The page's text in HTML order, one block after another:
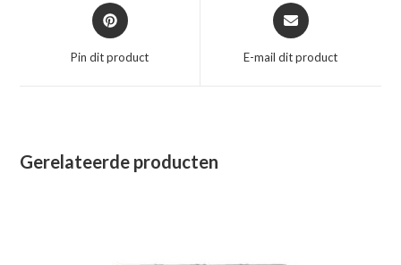
Opent
in
nieuw
Pin dit product
Opent
in
nieuw
E-mail dit product
Gerelateerde producten